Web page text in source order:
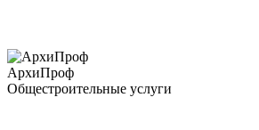
АрхиПроф
Общестроительные услуги